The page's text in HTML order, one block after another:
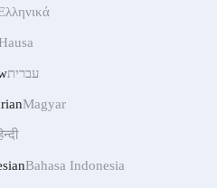
עברית
Magyar
Bahasa Indonesia